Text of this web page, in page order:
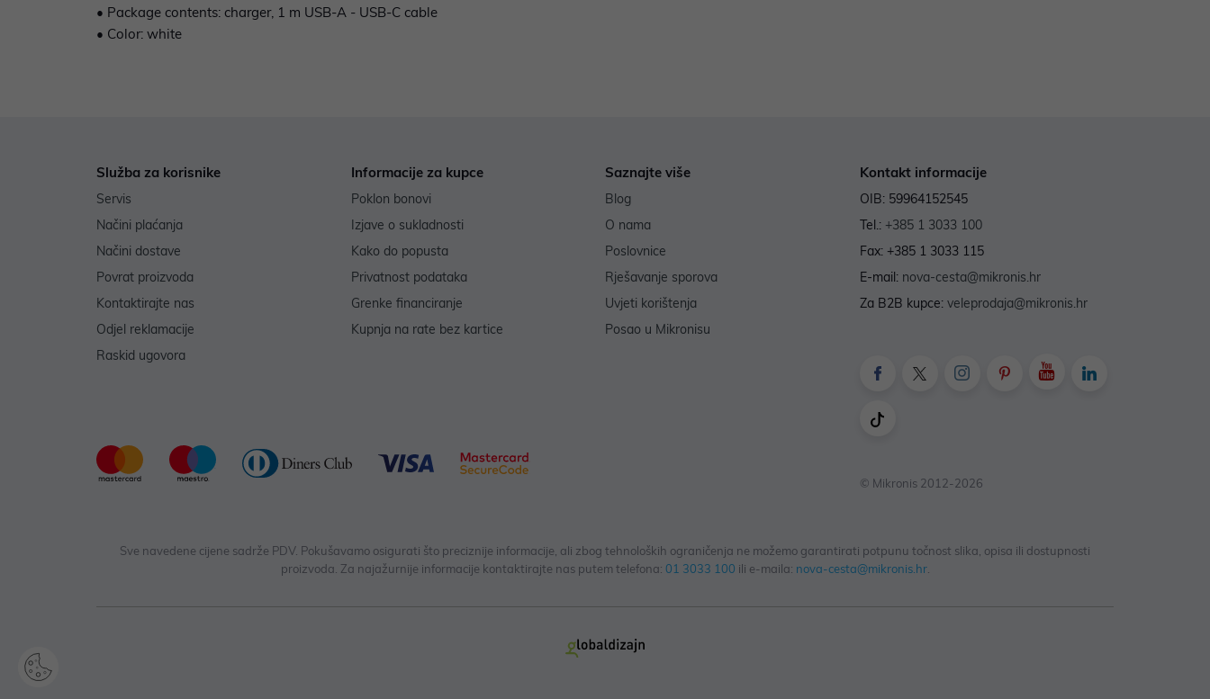
• Package contents: charger, 1 m USB-A - USB-C cable
• Color: white
Služba za korisnike
Servis
Načini plaćanja
Načini dostave
Povrat proizvoda
Kontaktirajte nas
Odjel reklamacije
Raskid ugovora
Informacije za kupce
Poklon bonovi
Izjave o sukladnosti
Kako do popusta
Privatnost podataka
Grenke financiranje
Kupnja na rate bez kartice
Saznajte više
Blog
O nama
Poslovnice
Rješavanje sporova
Uvjeti korištenja
Posao u Mikronisu
Kontakt informacije
OIB: 59964152545
Tel.: +385 1 3033 100
Fax: +385 1 3033 115
E-mail: nova-cesta@mikronis.hr
Za B2B kupce: veleprodaja@mikronis.hr
© Mikronis 2012-2026
Sve navedene cijene sadrže PDV. Pokušavamo osigurati što preciznije informacije, ali zbog tehnoloških ograničenja ne možemo garantirati potpunu točnost slika, opisa ili dostupnosti
proizvoda. Za najažurnije informacije kontaktirajte nas putem telefona: 01 3033 100 ili e-maila: nova-cesta@mikronis.hr.